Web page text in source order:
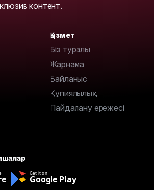
контент.
Қызмет
Біз туралы
Жарнама
Байланыс
Құпиялылық
Пайдалану ережесі
Get it on
Google Play